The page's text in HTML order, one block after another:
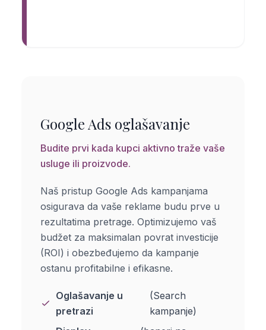
Google Ads oglašavanje
Budite prvi kada kupci aktivno traže vaše
usluge ili proizvode.
Naš pristup Google Ads kampanjama
osigurava da vaše reklame budu prve u
rezultatima pretrage. Optimizujemo vaš
budžet za maksimalan povrat investicije
(ROI) i obezbeđujemo da kampanje
ostanu profitabilne i efikasne.
Oglašavanje u
pretrazi
(Search
kampanje)